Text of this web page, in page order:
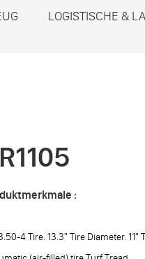
LOGISTISCHE &
:
4 Tire. 13.3" Tire Diameter. 11"